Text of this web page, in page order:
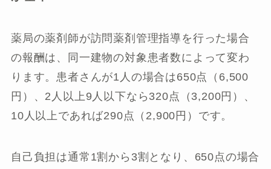
薬局の薬剤師が訪問薬剤管理指導を行った場合
の報酬は、同一建物の対象患者数によって変わ
ります。患者さんが1人の場合は650点（6,500
円）、2人以上9人以下なら320点（3,200円）、
10人以上であれば290点（2,900円）です。
自己負担は通常1割から3割となり、650点の場合